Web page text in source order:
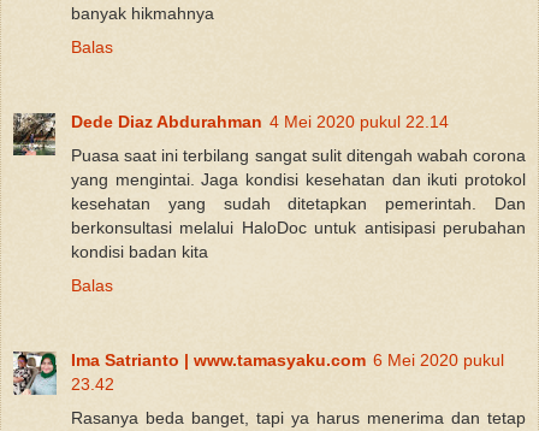
banyak hikmahnya
Balas
Dede Diaz Abdurahman 4 Mei 2020 pukul 22.14
Puasa saat ini terbilang sangat sulit ditengah wabah corona
yang mengintai. Jaga kondisi kesehatan dan ikuti protokol
kesehatan yang sudah ditetapkan pemerintah. Dan
berkonsultasi melalui HaloDoc untuk antisipasi perubahan
kondisi badan kita
Balas
Ima Satrianto | www.tamasyaku.com 6 Mei 2020 pukul
23.42
Rasanya beda banget, tapi ya harus menerima dan tetap